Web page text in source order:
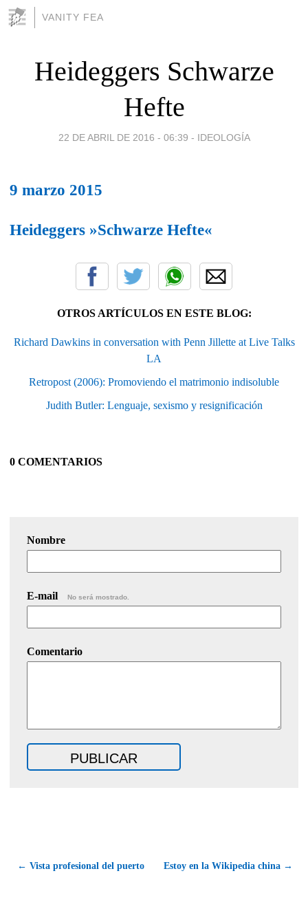
VANITY FEA
Heideggers Schwarze
Hefte
22 DE ABRIL DE 2016 - 06:39 - IDEOLOGÍA
9 marzo 2015
Heideggers »Schwarze Hefte«
OTROS ARTÍCULOS EN ESTE BLOG:
Richard Dawkins in conversation with Penn Jillette at Live Talks
LA
Retropost (2006): Promoviendo el matrimonio indisoluble
Judith Butler: Lenguaje, sexismo y resignificación
0 COMENTARIOS
Nombre
E-mail No será mostrado.
Comentario
← Vista profesional del puerto Estoy en la Wikipedia china →